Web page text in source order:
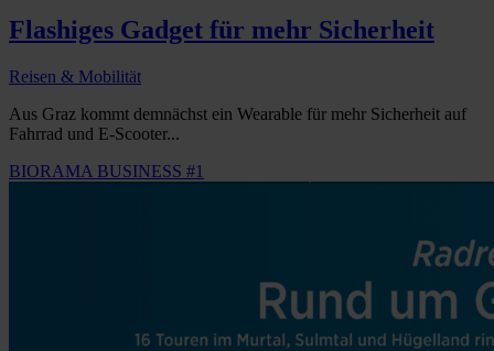
Flashiges Gadget für mehr Sicherheit
Reisen & Mobilität
Aus Graz kommt demnächst ein Wearable für mehr Sicherheit auf
Fahrrad und E-Scooter...
BIORAMA BUSINESS #1